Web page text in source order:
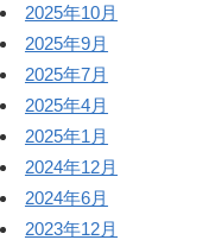
2025年10月
2025年9月
2025年7月
2025年4月
2025年1月
2024年12月
2024年6月
2023年12月